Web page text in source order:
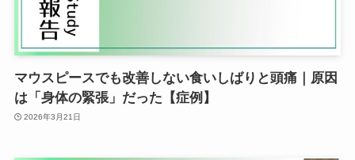
マウスピースでも改善しない食いしばりと頭痛｜原因
は「身体の緊張」だった【症例】
2026年3月21日